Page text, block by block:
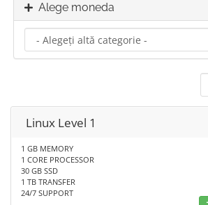
Alege moneda
Linux Level 1
1 GB MEMORY
1 CORE PROCESSOR
30 GB SSD
1 TB TRANSFER
24/7 SUPPORT